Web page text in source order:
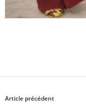
Article précédent